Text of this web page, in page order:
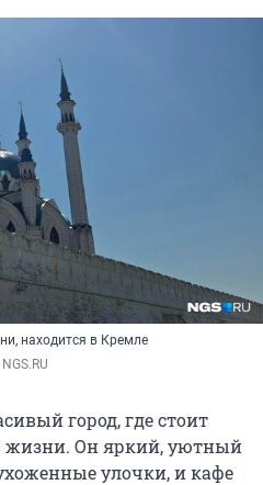
находится в Кремле
город, где стоит
жизни. Он яркий, уютный
улочки, и кафе